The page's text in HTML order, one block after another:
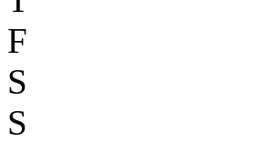
F
S
S